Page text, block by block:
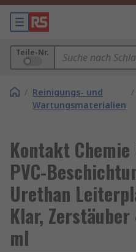
Teile-Nr.
/ Reinigungs- und
Wartungsmaterialien
/
Kontakt Chemie
PVC-
Urethan
Klar,
ml